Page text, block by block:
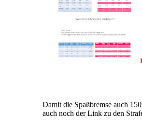
Damit die Spaßbremse auch
auch noch der Link zu den